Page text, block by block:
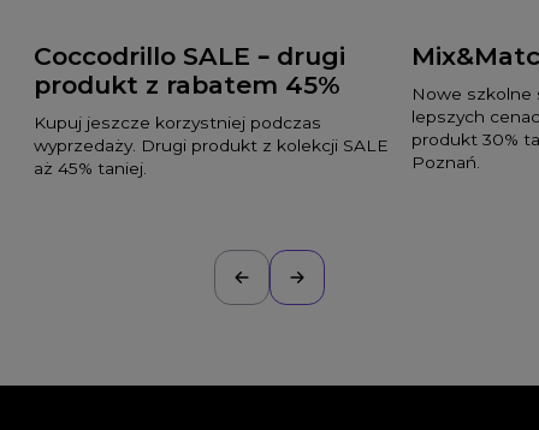
Coccodrillo SALE – drugi
produkt z rabatem 45%
Kupuj jeszcze korzystniej podczas
wyprzedaży. Drugi produkt z kolekcji SALE
aż 45% taniej.
Nowe szkolne
lepszych
produkt 30%
Poznań.